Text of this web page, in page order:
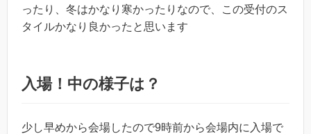
ったり、冬はかなり寒かったりなので、この受付のス
タイルかなり良かったと思います
入場！中の様子は？
少し早めから会場したので9時前から会場内に入場で